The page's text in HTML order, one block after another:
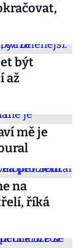
být
až
mě je
na
říká